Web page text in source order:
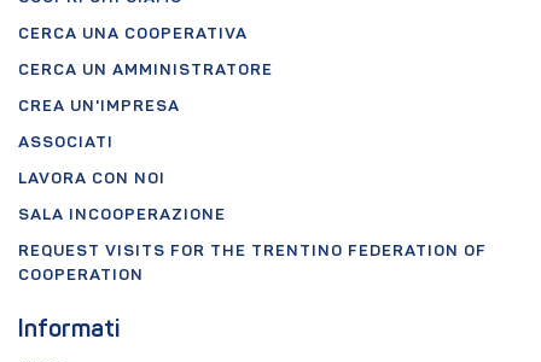
CERCA UNA COOPERATIVA
CERCA UN AMMINISTRATORE
CREA UN'IMPRESA
ASSOCIATI
LAVORA CON NOI
SALA INCOOPERAZIONE
REQUEST VISITS FOR THE TRENTINO FEDERATION OF
COOPERATION
Informati